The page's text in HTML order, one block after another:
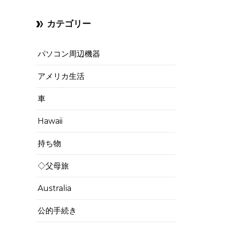
カテゴリー
パソコン周辺機器
アメリカ生活
車
Hawaii
持ち物
◇父母旅
Australia
公的手続き